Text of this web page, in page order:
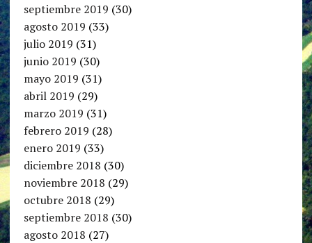
septiembre 2019 (30)
agosto 2019 (33)
julio 2019 (31)
junio 2019 (30)
mayo 2019 (31)
abril 2019 (29)
marzo 2019 (31)
febrero 2019 (28)
enero 2019 (33)
diciembre 2018 (30)
noviembre 2018 (29)
octubre 2018 (29)
septiembre 2018 (30)
agosto 2018 (27)